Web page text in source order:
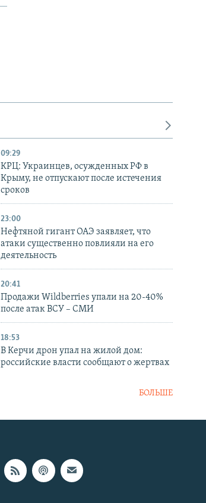
09:29
КРЦ: Украинцев, осужденных РФ в
Крыму, не отпускают после истечения
сроков
23:00
Нефтяной гигант ОАЭ заявляет, что
атаки существенно повлияли на его
деятельность
20:41
Продажи Wildberries упали на 20-40%
после атак ВСУ – СМИ
18:53
В Керчи дрон упал на жилой дом:
российские власти сообщают о жертвах
БОЛЬШЕ